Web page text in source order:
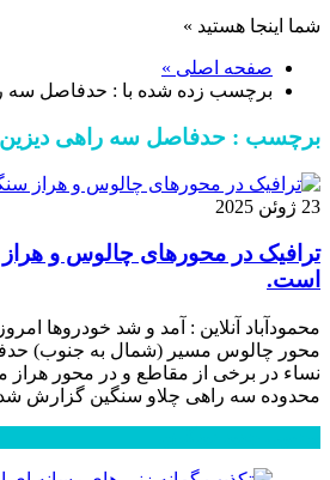
شما اینجا هستید »
صفحه اصلی »
برچسب زده شده با : حدفاصل سه
برچسب : حدفاصل سه راهی دیزین
23 ژوئن 2025
ترافیک در محور‌های چالوس و
است.
محور چالوس مسیر (شمال به جنوب)
نساء در برخی از مقاطع و در محور
محدوده سه راهی چلاو سنگین گزارش